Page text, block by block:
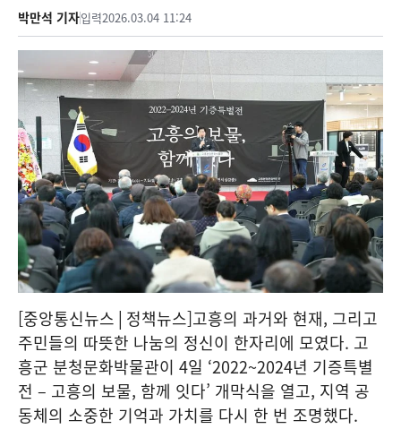
박만석 기자입력2026.03.04 11:24
[중앙통신뉴스│정책뉴스]고흥의 과거와 현재, 그리고
주민들의 따뜻한 나눔의 정신이 한자리에 모였다. 고
흥군 분청문화박물관이 4일 ‘2022~2024년 기증특별
전 – 고흥의 보물, 함께 잇다’ 개막식을 열고, 지역 공
동체의 소중한 기억과 가치를 다시 한 번 조명했다.